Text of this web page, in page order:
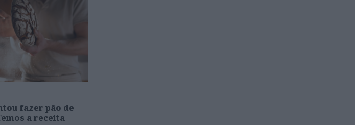
fazer pão de
a receita